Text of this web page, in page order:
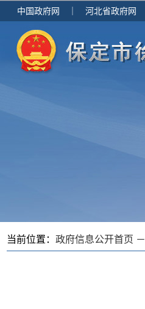
中国政府网 河北省政府网
当前位置： 政府信息公开首页 －